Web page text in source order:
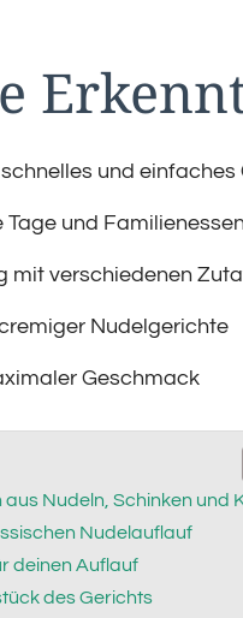
und einfaches
Tage und
mit verschiedenen
Nudelgerichte
Geschmack
Nudeln, Schinken und
Nudelauflauf
deinen Auflauf
des Gerichts